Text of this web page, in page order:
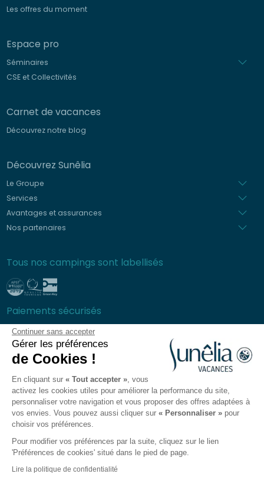
Continuer sans accepter
Gérer les préférences
de Cookies !
En cliquant sur « Tout accepter », vous
activez les cookies utiles pour améliorer la performance du site,
personnaliser votre navigation et vous proposer des offres adaptées à
vos envies. Vous pouvez aussi cliquer sur « Personnaliser » pour
choisir vos préférences.
Pour modifier vos préférences par la suite, cliquez sur le lien
'Préférences de cookies' situé dans le pied de page.
Lire la politique de confidentialité
Les offres du moment
Espace pro
Séminaires
CSE et Collectivités
Carnet de vacances
Découvrez notre blog
Découvrez Sunêlia
Le Groupe
Services
Avantages et assurances
Nos partenaires
Tous nos campings sont labellisés
Paiements sécurisés
Conditions générales de ventes
Protection des données personnelles
Mentions légales
Plan du site
Préférences des Cookies
L'app Sunêlia
Recrutement